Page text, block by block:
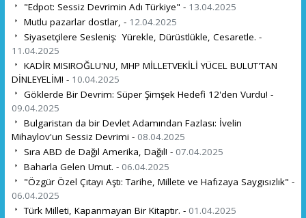
"Edpot: Sessiz Devrimin Adı Türkiye" - 13.04.2025
Mutlu pazarlar dostlar, - 12.04.2025
Siyasetçilere Sesleniş: Yürekle, Dürüstlükle, Cesaretle. -
11.04.2025
KADİR MISIROĞLU'NU, MHP MİLLETVEKİLİ YÜCEL BULUT'TAN
DİNLEYELİM! - 10.04.2025
Göklerde Bir Devrim: Süper Şimşek Hedefi 12'den Vurdu! -
09.04.2025
Bulgaristan da bir Devlet Adamından Fazlası: İvelin
Mihaylov'un Sessiz Devrimi - 08.04.2025
Sıra ABD de Dağıl Amerika, Dağıl! - 07.04.2025
Baharla Gelen Umut. - 06.04.2025
"Özgür Özel Çıtayı Aştı: Tarihe, Millete ve Hafızaya Saygısızlık" -
06.04.2025
Türk Milleti, Kapanmayan Bir Kitaptır. - 01.04.2025